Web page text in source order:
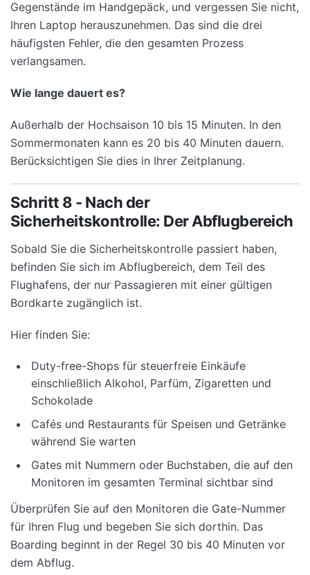
Gegenstände im Handgepäck, und vergessen Sie nicht,
Ihren Laptop herauszunehmen. Das sind die drei
häufigsten Fehler, die den gesamten Prozess
verlangsamen.
Wie lange dauert es?
Außerhalb der Hochsaison 10 bis 15 Minuten. In den
Sommermonaten kann es 20 bis 40 Minuten dauern.
Berücksichtigen Sie dies in Ihrer Zeitplanung.
Schritt 8 - Nach der
Sicherheitskontrolle: Der Abflugbereich
Sobald Sie die Sicherheitskontrolle passiert haben,
befinden Sie sich im Abflugbereich, dem Teil des
Flughafens, der nur Passagieren mit einer gültigen
Bordkarte zugänglich ist.
Hier finden Sie:
Duty-free-Shops für steuerfreie Einkäufe
einschließlich Alkohol, Parfüm, Zigaretten und
Schokolade
Cafés und Restaurants für Speisen und Getränke
während Sie warten
Gates mit Nummern oder Buchstaben, die auf den
Monitoren im gesamten Terminal sichtbar sind
Überprüfen Sie auf den Monitoren die Gate-Nummer
für Ihren Flug und begeben Sie sich dorthin. Das
Boarding beginnt in der Regel 30 bis 40 Minuten vor
dem Abflug.